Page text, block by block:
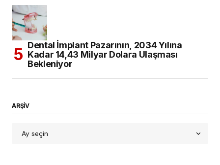
Dental İmplant Pazarının, 2034 Yılına
Kadar 14,43 Milyar Dolara Ulaşması
Bekleniyor
ARŞİV